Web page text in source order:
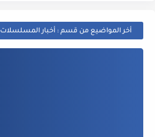
أخر المواضيع من قسم : أخبار المسلسلات